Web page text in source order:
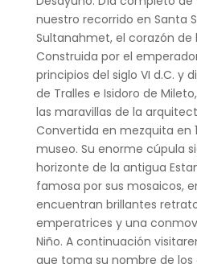
nuestro recorrido en Santa
Sultanahmet, el corazón de
Construida por el
principios del siglo VI d.C. y
de Tralles e Isidoro de
las maravillas de la
Convertida en mezquita en
museo. Su enorme cúpula
horizonte de la antigua
famosa por sus mosaicos,
encuentran brillantes
emperatrices y una
Niño. A continuación
que toma su nombre de los